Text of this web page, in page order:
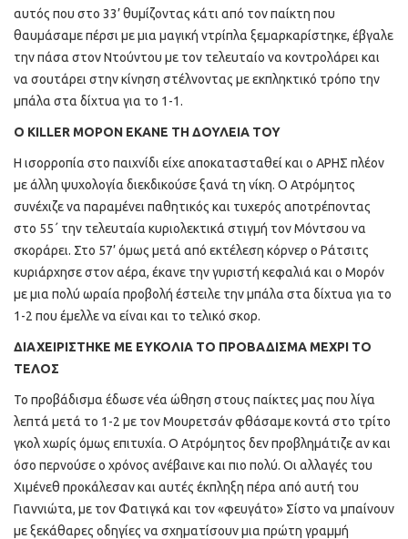
αυτός που στο 33’ θυμίζοντας κάτι από τον παίκτη που
θαυμάσαμε πέρσι με μια μαγική ντρίπλα ξεμαρκαρίστηκε, έβγαλε
την πάσα στον Ντούντου με τον τελευταίο να κοντρολάρει και
να σουτάρει στην κίνηση στέλνοντας με εκπληκτικό τρόπο την
μπάλα στα δίχτυα για το 1-1.
O KILLER ΜΟΡΟΝ ΕΚΑΝΕ ΤΗ ΔΟΥΛΕΙΑ ΤΟΥ
Η ισορροπία στο παιχνίδι είχε αποκατασταθεί και ο ΑΡΗΣ πλέον
με άλλη ψυχολογία διεκδικούσε ξανά τη νίκη. Ο Ατρόμητος
συνέχιζε να παραμένει παθητικός και τυχερός αποτρέποντας
στο 55΄ την τελευταία κυριολεκτικά στιγμή τον Μόντσου να
σκοράρει. Στο 57’ όμως μετά από εκτέλεση κόρνερ ο Ράτσιτς
κυριάρχησε στον αέρα, έκανε την γυριστή κεφαλιά και ο Μορόν
με μια πολύ ωραία προβολή έστειλε την μπάλα στα δίχτυα για το
1-2 που έμελλε να είναι και το τελικό σκορ.
ΔΙΑΧΕΙΡΙΣΤΗΚΕ ΜΕ ΕΥΚΟΛΙΑ ΤΟ ΠΡΟΒΑΔΙΣΜΑ ΜΕΧΡΙ ΤΟ
ΤΕΛΟΣ
Το προβάδισμα έδωσε νέα ώθηση στους παίκτες μας που λίγα
λεπτά μετά το 1-2 με τον Μουρετσάν φθάσαμε κοντά στο τρίτο
γκολ χωρίς όμως επιτυχία. Ο Ατρόμητος δεν προβλημάτιζε αν και
όσο περνούσε ο χρόνος ανέβαινε και πιο πολύ. Οι αλλαγές του
Χιμένεθ προκάλεσαν και αυτές έκπληξη πέρα από αυτή του
Γιαννιώτα, με τον Φατιγκά και τον «φευγάτο» Σίστο να μπαίνουν
με ξεκάθαρες οδηγίες να σχηματίσουν μια πρώτη γραμμή